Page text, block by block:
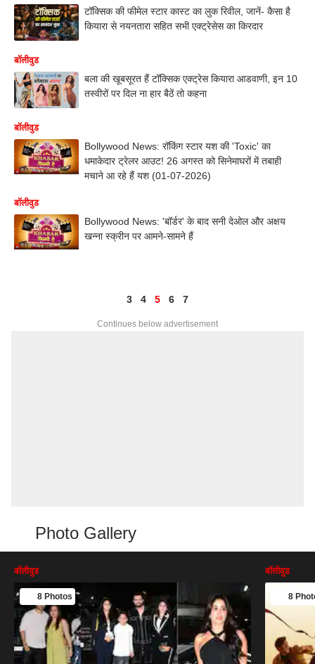
टॉक्सिक की फीमेल स्टार कास्ट का लुक रिवील, जानें- कैसा है
कियारा से नयनतारा सहित सभी एक्ट्रेसेस का किरदार
बॉलीवुड
बला की खूबसूरत हैं टॉक्सिक एक्ट्रेस कियारा आडवाणी, इन 10
तस्वीरों पर दिल ना हार बैठें तो कहना
बॉलीवुड
Bollywood News: रॉकिंग स्टार यश की 'Toxic' का
धमाकेदार ट्रेलर आउट! 26 अगस्त को सिनेमाघरों में तबाही
मचाने आ रहे हैं यश (01-07-2026)
बॉलीवुड
Bollywood News: 'बॉर्डर' के बाद सनी देओल और अक्षय
खन्ना स्क्रीन पर आमने-सामने हैं
3 4 5 6 7
Continues below advertisement
Photo Gallery
बॉलीवुड
8 Photos
बॉलीवुड
8